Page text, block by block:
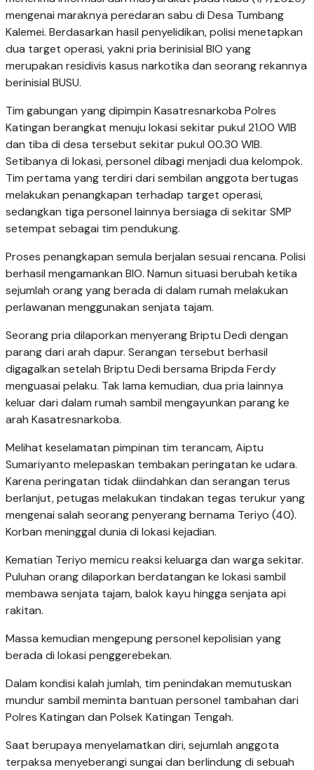
mengenai maraknya peredaran sabu di Desa Tumbang
Kalemei. Berdasarkan hasil penyelidikan, polisi menetapkan
dua target operasi, yakni pria berinisial BIO yang
merupakan residivis kasus narkotika dan seorang rekannya
berinisial BUSU.
Tim gabungan yang dipimpin Kasatresnarkoba Polres
Katingan berangkat menuju lokasi sekitar pukul 21.00 WIB
dan tiba di desa tersebut sekitar pukul 00.30 WIB.
Setibanya di lokasi, personel dibagi menjadi dua kelompok.
Tim pertama yang terdiri dari sembilan anggota bertugas
melakukan penangkapan terhadap target operasi,
sedangkan tiga personel lainnya bersiaga di sekitar SMP
setempat sebagai tim pendukung.
Proses penangkapan semula berjalan sesuai rencana. Polisi
berhasil mengamankan BIO. Namun situasi berubah ketika
sejumlah orang yang berada di dalam rumah melakukan
perlawanan menggunakan senjata tajam.
Seorang pria dilaporkan menyerang Briptu Dedi dengan
parang dari arah dapur. Serangan tersebut berhasil
digagalkan setelah Briptu Dedi bersama Bripda Ferdy
menguasai pelaku. Tak lama kemudian, dua pria lainnya
keluar dari dalam rumah sambil mengayunkan parang ke
arah Kasatresnarkoba.
Melihat keselamatan pimpinan tim terancam, Aiptu
Sumariyanto melepaskan tembakan peringatan ke udara.
Karena peringatan tidak diindahkan dan serangan terus
berlanjut, petugas melakukan tindakan tegas terukur yang
mengenai salah seorang penyerang bernama Teriyo (40).
Korban meninggal dunia di lokasi kejadian.
Kematian Teriyo memicu reaksi keluarga dan warga sekitar.
Puluhan orang dilaporkan berdatangan ke lokasi sambil
membawa senjata tajam, balok kayu hingga senjata api
rakitan.
Massa kemudian mengepung personel kepolisian yang
berada di lokasi penggerebekan.
Dalam kondisi kalah jumlah, tim penindakan memutuskan
mundur sambil meminta bantuan personel tambahan dari
Polres Katingan dan Polsek Katingan Tengah.
Saat berupaya menyelamatkan diri, sejumlah anggota
terpaksa menyeberangi sungai dan berlindung di sebuah